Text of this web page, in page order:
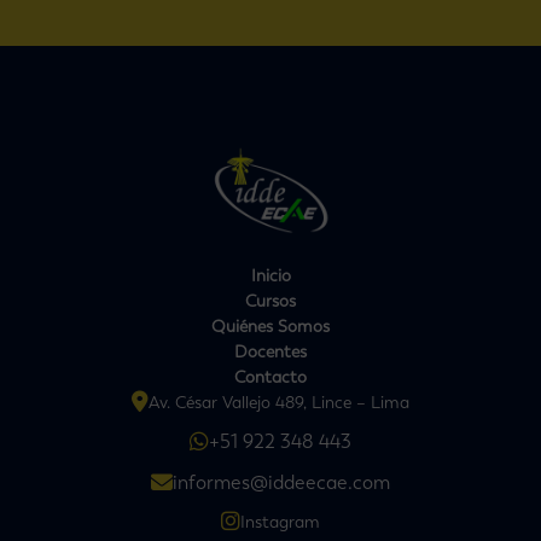
Inicio
Cursos
Quiénes Somos
Docentes
Contacto
Av. César Vallejo 489, Lince – Lima
+51 922 348 443
informes@iddeecae.com
Instagram